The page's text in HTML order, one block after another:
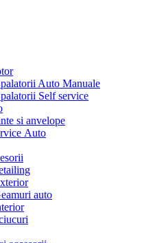
Auto Manuale
Self service
si anvelope
Auto
auto